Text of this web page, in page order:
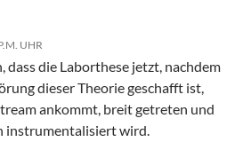
UHR
dass die Laborthese jetzt, nachdem
dieser Theorie geschafft ist,
ankommt, breit getreten und
instrumentalisiert wird.